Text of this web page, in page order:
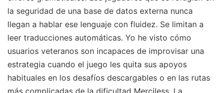
la seguridad de una base de datos externa nunca
llegan a hablar ese lenguaje con fluidez. Se limitan a
leer traducciones automáticas. Yo he visto cómo
usuarios veteranos son incapaces de improvisar una
estrategia cuando el juego les quita sus apoyos
habituales en los desafíos descargables o en las rutas
más complicadas de la dificultad Merciless. La